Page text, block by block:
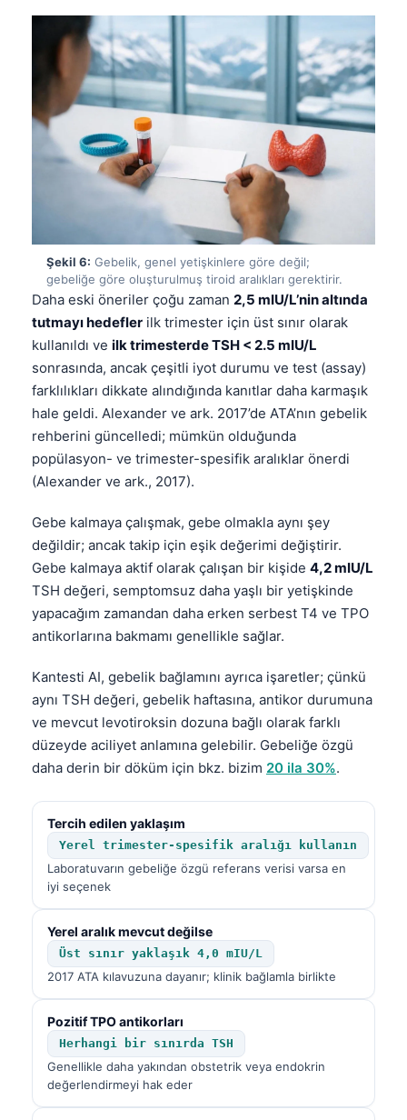
Şekil 6: Gebelik, genel yetişkinlere göre değil;
gebeliğe göre oluşturulmuş tiroid aralıkları gerektirir.
Daha eski öneriler çoğu zaman 2,5 mIU/L’nin altında
tutmayı hedefler ilk trimester için üst sınır olarak
kullanıldı ve ilk trimesterde TSH < 2.5 mIU/L
sonrasında, ancak çeşitli iyot durumu ve test (assay)
farklılıkları dikkate alındığında kanıtlar daha karmaşık
hale geldi. Alexander ve ark. 2017’de ATA’nın gebelik
rehberini güncelledi; mümkün olduğunda
popülasyon- ve trimester-spesifik aralıklar önerdi
(Alexander ve ark., 2017).
Gebe kalmaya çalışmak, gebe olmakla aynı şey
değildir; ancak takip için eşik değerimi değiştirir.
Gebe kalmaya aktif olarak çalışan bir kişide 4,2 mIU/L
TSH değeri, semptomsuz daha yaşlı bir yetişkinde
yapacağım zamandan daha erken serbest T4 ve TPO
antikorlarına bakmamı genellikle sağlar.
Kantesti AI, gebelik bağlamını ayrıca işaretler; çünkü
aynı TSH değeri, gebelik haftasına, antikor durumuna
ve mevcut levotiroksin dozuna bağlı olarak farklı
düzeyde aciliyet anlamına gelebilir. Gebeliğe özgü
daha derin bir döküm için bkz. bizim 20 ila 30%.
Tercih edilen yaklaşım
Yerel trimester-spesifik aralığı kullanın
Laboratuvarın gebeliğe özgü referans verisi varsa en
iyi seçenek
Yerel aralık mevcut değilse
Üst sınır yaklaşık 4,0 mIU/L
2017 ATA kılavuzuna dayanır; klinik bağlamla birlikte
Pozitif TPO antikorları
Herhangi bir sınırda TSH
Genellikle daha yakından obstetrik veya endokrin
değerlendirmeyi hak eder
Монгол
ພາສາລາວ
Basa Jawa
Cebuano
ئۇيغۇرچە
Кыргызча
Татар теле
Беларуская мова
Esperanto
Frysk
Ślōnskŏ gŏdka
Norsk bokmål